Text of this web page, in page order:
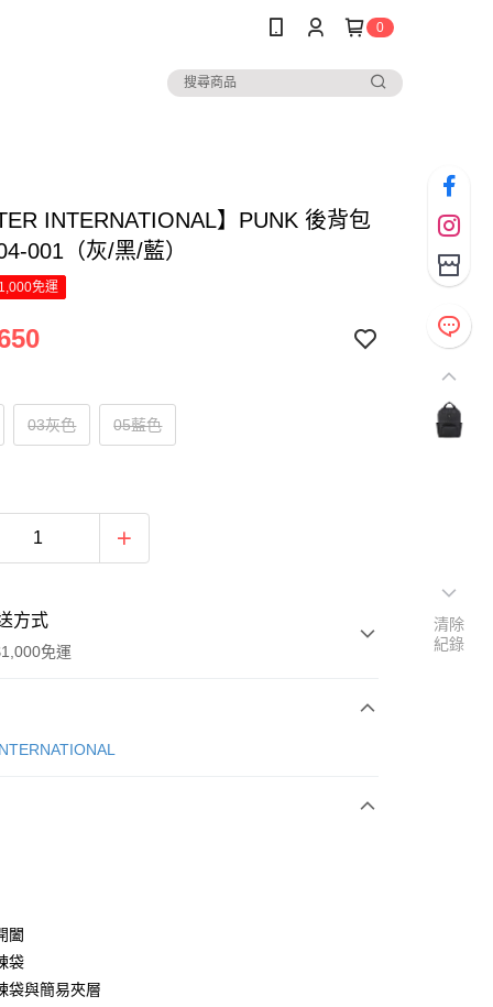
0
INTERNATIONAL】PUNK 後背包
001（灰/黑/藍）
免運
03灰色 05藍色
方式
免運
款
業銀行
行
蓄銀行
業銀行
業銀行
銀行
闔
袋
袋與簡易夾層
清除
紀錄